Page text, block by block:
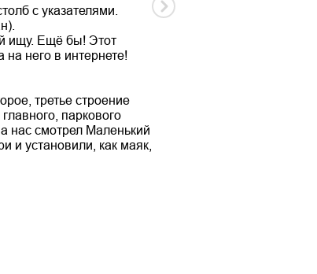
с указателями.
ищу. Ещё бы! Этот
на него в интернете!
третье строение
паркового
нас смотрел Маленький
и установили, как маяк,